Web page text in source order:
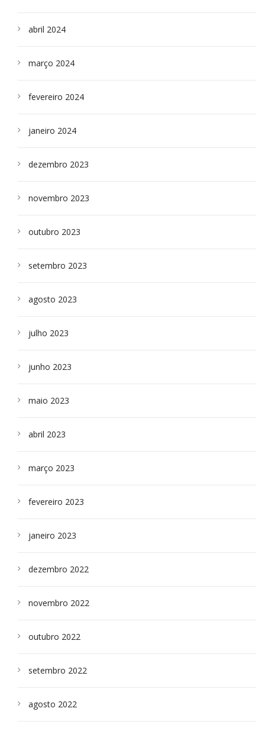
abril 2024
março 2024
fevereiro 2024
janeiro 2024
dezembro 2023
novembro 2023
outubro 2023
setembro 2023
agosto 2023
julho 2023
junho 2023
maio 2023
abril 2023
março 2023
fevereiro 2023
janeiro 2023
dezembro 2022
novembro 2022
outubro 2022
setembro 2022
agosto 2022